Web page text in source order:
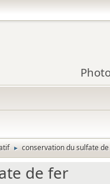
► conservation du sulfate
de fer